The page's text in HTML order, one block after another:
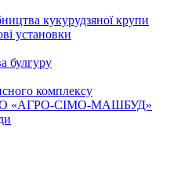
кукурудзяної крупи
установки
булгуру
комплексу
«АГРО-СІМО-МАШБУД»